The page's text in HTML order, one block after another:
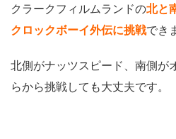
クラークフィルムランドの北と
クロックボーイ外伝に挑戦でき
北側がナッツスピード、南側が
らから挑戦しても大丈夫です。